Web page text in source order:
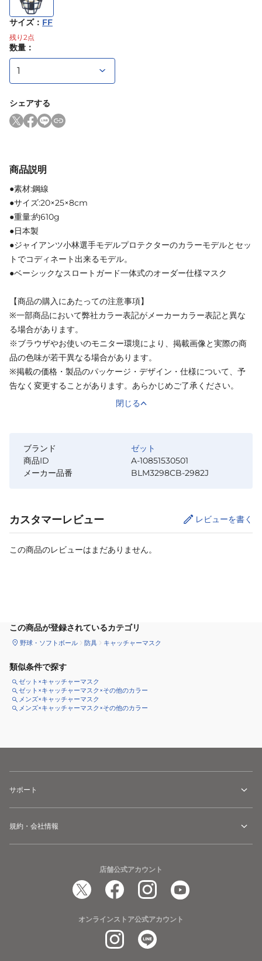
サイズ： FF
残り 2 点
数量：
シェアする
商品説明
●素材:鋼線
●サイズ:20×25×8cm
●重量:約610g
●日本製
●ジャイアンツ小林選手モデルプロテクターのカラーモデルとセッ
トでコディネート出来るモデル。
●ベーシックなスロートガード一体式のオーダー仕様マスク
【商品の購入にあたっての注意事項】
※一部商品において弊社カラー表記がメーカーカラー表記と異な
る場合があります。
※ブラウザやお使いのモニター環境により、掲載画像と実際の商
品の色味が若干異なる場合があります。
※掲載の価格・製品のパッケージ・デザイン・仕様について、予
告なく変更することがあります。あらかじめご了承ください。
閉じる
ブランド
ゼット
商品ID
A-10851530501
メーカー品番
BLM3298CB-2982J
カスタマーレビュー レビューを書く
この商品のレビューはまだありません。
この商品が登録されているカテゴリ
野球・ソフトボール 防具 キャッチャーマスク
類似条件で探す
ゼット×キャッチャーマスク
ゼット×キャッチャーマスク×その他のカラー
メンズ×キャッチャーマスク
メンズ×キャッチャーマスク×その他のカラー
サポート
規約・会社情報
店舗公式アカウント
オンラインストア公式アカウント